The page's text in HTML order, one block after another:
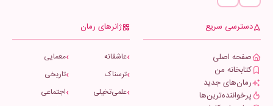
دسترسی سریع
صفحه اصلی
کتابخانه من
رمان‌های جدید
پرخواننده‌ترین‌ها
ژانرهای رمان
عاشقانه
معمایی
ترسناک
تاریخی
علمی‌تخیلی
اجتماعی